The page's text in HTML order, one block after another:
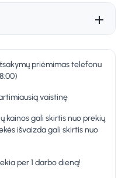
priėmimas telefonu
vaistinę
kainos gali skirtis nuo prekių
išvaizda gali skirtis nuo
per 1 darbo dieną!